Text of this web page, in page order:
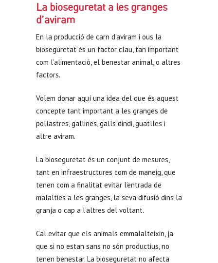
La bioseguretat a les granges
d’aviram
En la producció de carn d’aviram i ous la
bioseguretat és un factor clau, tan important
com l’alimentació, el benestar animal, o altres
factors.
Volem donar aquí una idea del que és aquest
concepte tant important a les granges de
pollastres, gallines, galls dindi, guatlles i
altre aviram.
La bioseguretat és un conjunt de mesures,
tant en infraestructures com de maneig, que
tenen com a finalitat evitar l’entrada de
malalties a les granges, la seva difusió dins la
granja o cap a l’altres del voltant.
Cal evitar que els animals emmalalteixin, ja
que si no estan sans no són productius, no
tenen benestar. La bioseguretat no afecta